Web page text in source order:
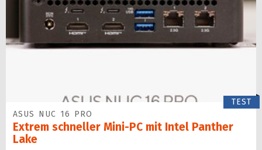
TEST
ASUS NUC 16 PRO
Extrem schneller Mini-PC mit Intel Panther
Lake